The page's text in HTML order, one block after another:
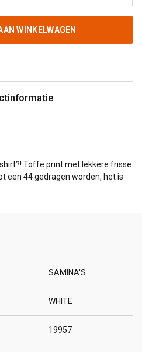
WINKELWAGEN
Toffe print met lekkere frisse
een 44 gedragen worden, het is
SAMINA'S
WHITE
19957